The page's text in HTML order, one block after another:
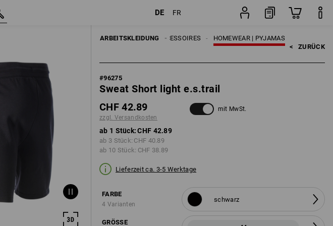
DE FR
ARBEITSKLEIDUNG HOMEWEAR | PYJAMAS
ACCESSOIRES
HERREN
< ZURÜCK
#96275
Sweat Short light e.s.trail
CHF 42.89
zzgl. Versandkosten
mit MwSt.
ab 1 Stück: CHF 42.89
ab 3 Stück: CHF 40.89
ab 10 Stück: CHF 38.89
Lieferzeit ca. 3-5 Werktage
FARBE
4 Varianten
schwarz
GRÖSSE
42.89